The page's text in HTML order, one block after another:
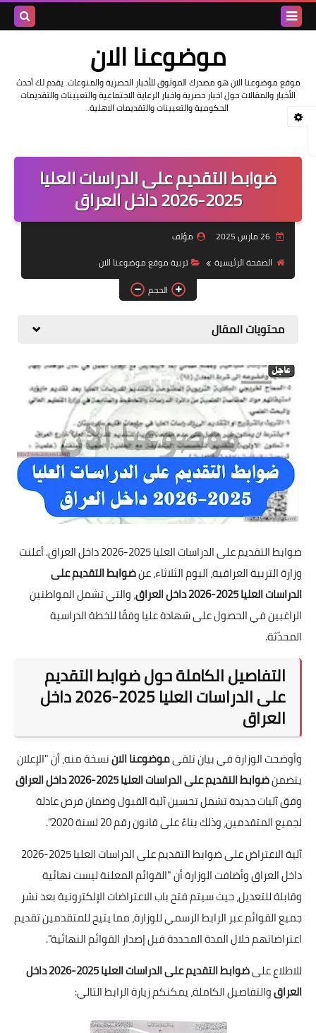
موضوعنا الان
موقع موضوعنا الان هو مصدرك الموثوق للأخبار الحصرية والمنوعات. يقدم لك أحدث
الأخبار والمقالات حول اخبار حصرية واخبار الرعاية الاجتماعية والتعيينات والتقديمات
الحكومية والتعيينات والتقديمات الاهلية.
ضوابط التقديم على الدراسات العليا
2025-2026 داخل العراق
26 مارس 2025
مؤلف
الصفحة الرئيسية
تربية موقع موضوعنا الان
الحجم
محتويات المقال
ضوابط التقديم على الدراسات العليا 2025-2026 داخل العراق. أعلنت
وزارة التربية العراقية، اليوم الثلاثاء، عنضوابط التقديم على
الدراسات العليا 2025-2026 داخل العراق
، والتي تشمل المواطنين
الراغبين في الحصول على شهادة عليا وفقًا للخطة الدراسية
المحدّثة.
التفاصيل الكاملة حول ضوابط التقديم
على الدراسات العليا 2025-2026 داخل
العراق
وأوضحت الوزارة في بيان تلقىموضوعنا الاننسخة منه، أن "الإعلان
يتضمنضوابط التقديم على الدراسات العليا 2025-2026 داخل العراق
وفق آليات جديدة تشمل تحسين آلية القبول وضمان فرص عادلة
لجميع المتقدمين، وذلك بناءً على قانون رقم 20 لسنة 2020".
آلية الاعتراض على ضوابط التقديم على الدراسات العليا 2025-2026
داخل العراق وأضافت الوزارة أن "القوائم المعلنة ليست نهائية
وقابلة للتعديل، حيث سيتم فتح باب الاعتراضات الإلكترونية بعد نشر
جميع القوائم عبر الرابط الرسمي للوزارة، مما يتيح للمتقدمين تقديم
اعتراضاتهم خلال المدة المحددة قبل إصدار القوائم النهائية".
للاطلاع على
ضوابط التقديم على الدراسات العليا 2025-2026 داخل
العراقوالتفاصيل الكاملة، يمكنكم زيارة الرابط التالي: